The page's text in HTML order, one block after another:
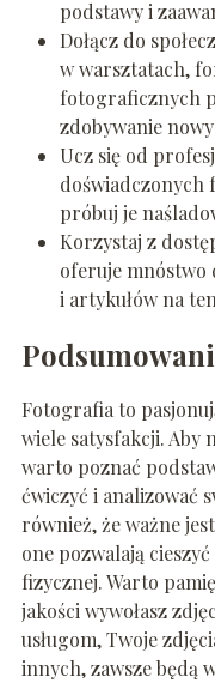
podstawy i
Dołącz do
w warsztatach,
fotograficznych
zdobywanie
Ucz się od
doświadczonych
próbuj je
Korzystaj z
oferuje
i artykułów na
Fotografia to
wiele satysfakcji. Aby
warto poznać
ćwiczyć i analizować
również, że ważne jest
one pozwalają
fizycznej. Warto
jakości wywołasz
usługom, Twoje
innych, zawsze będą